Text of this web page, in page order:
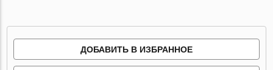
ДОБАВИТЬ В ИЗБРАННОЕ